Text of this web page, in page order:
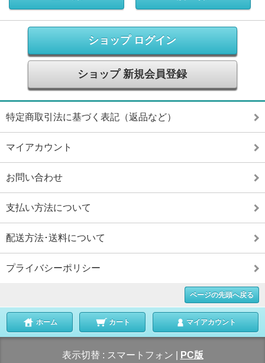
ショップ ログイン
ショップ 新規会員登録
特定商取引法に基づく表記（返品など）
マイアカウント
お問い合わせ
支払い方法について
配送方法･送料について
プライバシーポリシー
ページの先頭へ戻る
ホーム カート マイアカウント
表示切替 : スマートフォン PC版